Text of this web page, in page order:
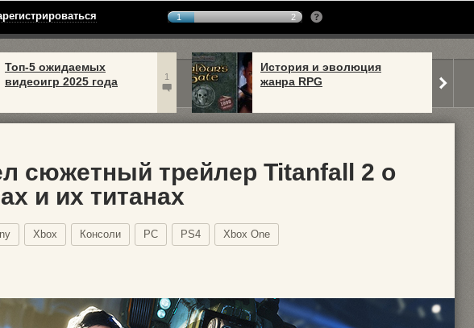
1 2
Топ-5 ожидаемых
видеоигр 2025 года
1
История и эволюция
жанра RPG
сюжетный трейлер Titanfall 2 о
и их титанах
Xbox Консоли PC PS4 Xbox One